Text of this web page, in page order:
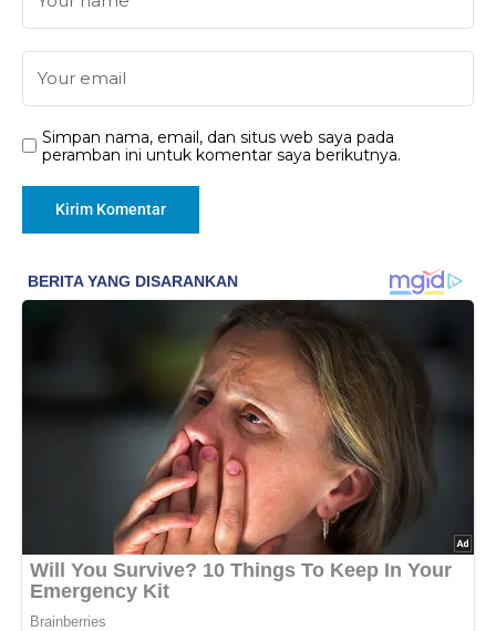
Simpan nama, email, dan situs web saya pada
peramban ini untuk komentar saya berikutnya.